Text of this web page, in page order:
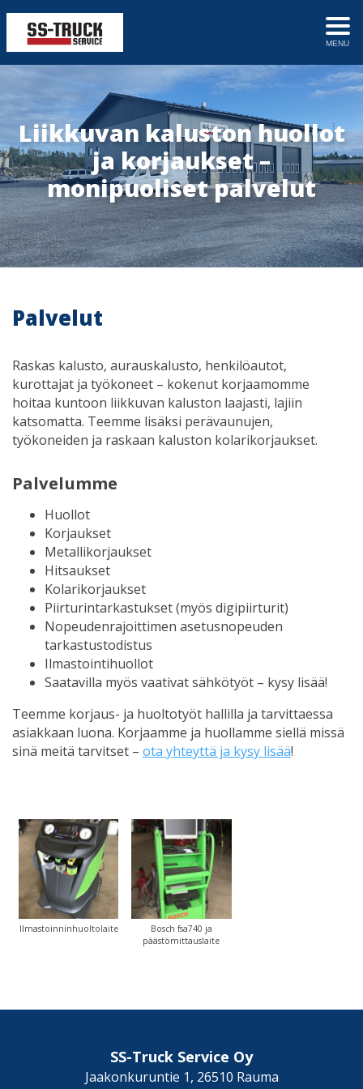
MENU
Liikkuvan kaluston huollot
ja korjaukset –
monipuoliset palvelut
Palvelut
Raskas kalusto, aurauskalusto, henkilöautot,
kurottajat ja työkoneet – kokenut korjaamomme
hoitaa kuntoon liikkuvan kaluston laajasti, lajiin
katsomatta. Teemme lisäksi perävaunujen,
työkoneiden ja raskaan kaluston kolarikorjaukset.
Palvelumme
Huollot
Korjaukset
Metallikorjaukset
Hitsaukset
Kolarikorjaukset
Piirturintarkastukset (myös digipiirturit)
Nopeudenrajoittimen asetusnopeuden
tarkastustodistus
Ilmastointihuollot
Saatavilla myös vaativat sähkötyöt – kysy lisää!
Teemme korjaus- ja huoltotyöt hallilla ja tarvittaessa
asiakkaan luona. Korjaamme ja huollamme siellä missä
sinä meitä tarvitset – ota yhteyttä ja kysy lisää!
Ilmastoinninhuoltolaite
Bosch fsa740 ja
päästömittauslaite
SS-Truck Service Oy
Jaakonkuruntie 1, 26510 Rauma